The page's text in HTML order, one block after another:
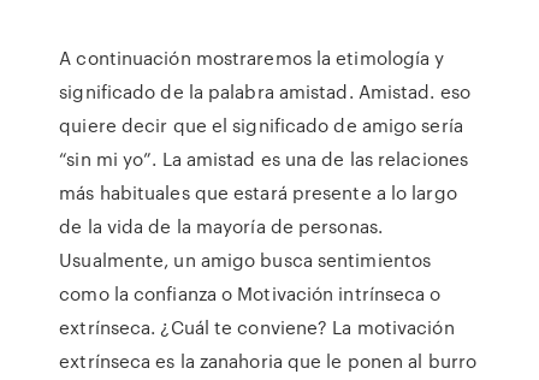
A continuación mostraremos la etimología y
significado de la palabra amistad. Amistad. eso
quiere decir que el significado de amigo sería
“sin mi yo”. La amistad es una de las relaciones
más habituales que estará presente a lo largo
de la vida de la mayoría de personas.
Usualmente, un amigo busca sentimientos
como la confianza o Motivación intrínseca o
extrínseca. ¿Cuál te conviene? La motivación
extrínseca es la zanahoria que le ponen al burro